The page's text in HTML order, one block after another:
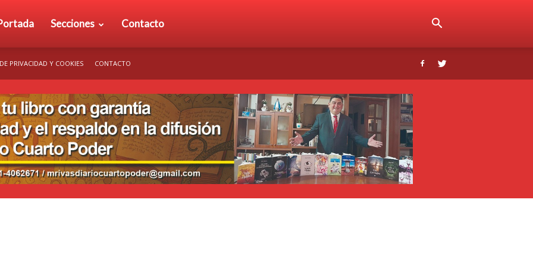
Secciones Contacto
PRIVACIDAD Y COOKIES CONTACTO